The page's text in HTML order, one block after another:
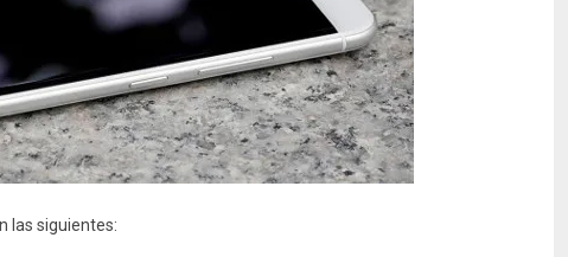
las siguientes: